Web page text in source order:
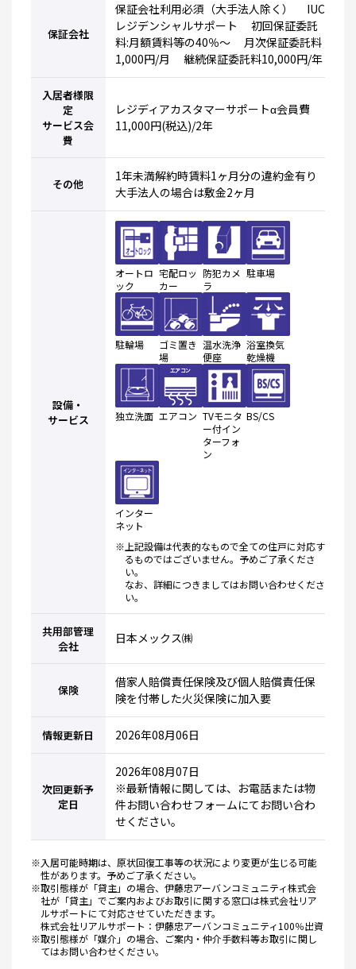
保証会社
保証会社利用必須（大手法人除く） IUC
レジデンシャルサポート 初回保証委託
料:月額賃料等の40％～ 月次保証委託料
1,000円/月 継続保証委託料10,000円/年
入居者様限
定
サービス会
費
レジディアカスタマーサポートα会員費
11,000円(税込)/2年
その他
1年未満解約時賃料1ヶ月分の違約金有り
大手法人の場合は敷金2ヶ月
設備・
サービス
オートロ
ック
宅配ロッ
カー
防犯カメ
ラ
駐車場
駐輪場
ゴミ置き
場
温水洗浄
便座
浴室換気
乾燥機
独立洗面 エアコン TVモニタ
ー付イン
ターフォ
ン
BS/CS
インター
ネット
※上記設備は代表的なもので全ての住戸に対応す
るものではございません。予めご了承くださ
い。
なお、詳細につきましてはお問い合わせくださ
い。
共用部管理
会社
日本メックス㈱
保険
借家人賠償責任保険及び個人賠償責任保
険を付帯した火災保険に加入要
情報更新日 2026年08月06日
次回更新予
定日
2026年08月07日
※最新情報に関しては、お電話または物
件お問い合わせフォームにてお問い合わ
せください。
※入居可能時期は、原状回復工事等の状況により変更が生じる可能
性があります。予めご了承ください。
※取引態様が「貸主」の場合、伊藤忠アーバンコミュニティ株式会
社が「貸主」でご案内およびお取引に関する窓口は株式会社リア
ルサポートにて対応させていただきます。
株式会社リアルサポート：伊藤忠アーバンコミュニティ100％出資
※取引態様が「媒介」の場合、ご案内・仲介手数料等お取引に関し
てはお問い合わせください。